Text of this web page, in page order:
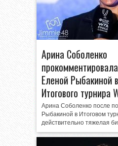
Арина Соболенко
Еленой Рыбакиной
Итогового турнира
Арина Соболенко после
Рыбакиной в Итоговом
действительно тяжелая